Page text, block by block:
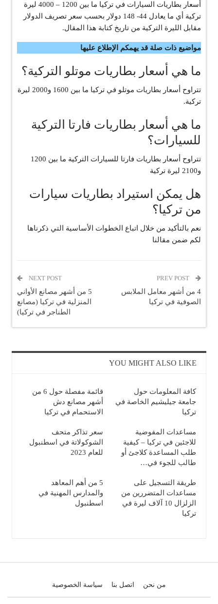
أسعار بطاريات السيارات في تركيا ما بين 1200 – 4000 ليرة
تركية أي ما يعادل 44- 148 دولار بحسب سعر تصريف الدولار
مقابل الليرة التركية من تاريخ كتابة هذا المقال.
مواضيع ذات صلة قد يهمكم الإطلاع عليها
ما هي أسعار بطاريات موتلو التركية؟
تتراوح أسعار بطاريات موتلو في تركيا ما بين 1600 و2000 ليرة
تركية.
ما هي أسعار بطاريات فارتا التركية
للسيارات؟
تتراوح أسعار بطاريات فارتا للسيارات التركية ما بين 1200
و2100 ليرة تركية
هل يمكن استيراد بطاريات سيارات
من تركيا؟
نعم بالتأكيد من خلال اتباع الخطوات الأساسية التي ذكرناها
لكم ضمن مقالنا
4 من أشهر معامل الملابس
الصوفية في تركيا
NEXT POST
5 من أشهر مصانع الأواني
المنزلية في تركيا (مصانع
الطناجر في تركيا)
YOU MIGHT ALSO LIKE
كافة المعلومات حول
جامعة جيليشيم الخاصة في
تركيا
قائمة مفصلة حول 6 من
أشهر مصانع دش
الاستحمام في تركيا
مساعدات المفوضية
للاجئين في تركيا – كيفية
طلب المساعدة كلاجئ أو
طالب للجوء في…
سعر تذاكر متحف
الشوكولاتة في اسطنبول
للعام 2023
طريقة التسجيل على
مساعدات المتضررين من
الزلزال 10 آلاف ليرة في
تركيا
5 من أهم المعاهد
والمدارس المهنية في
اسطنبول
من نحن اتصل بنا سياسة الخصوصية